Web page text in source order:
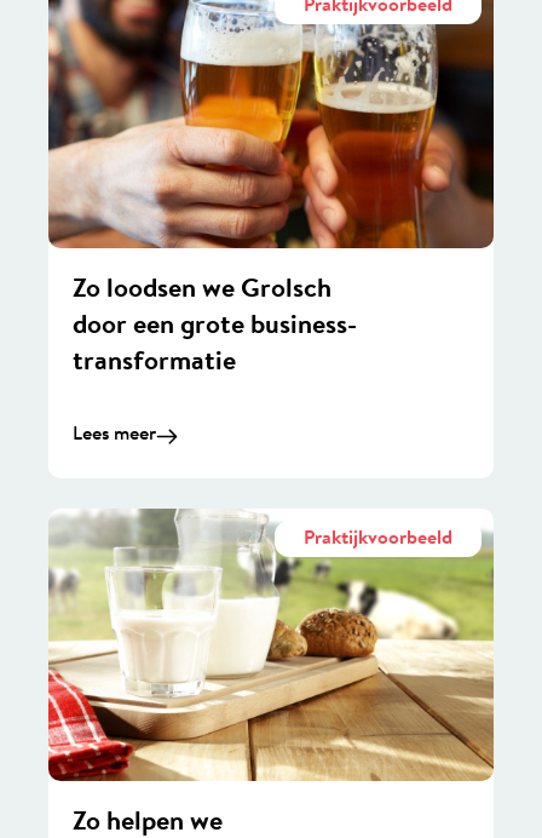
Praktijkvoorbeeld
Zo loodsen we Grolsch
door een grote business-
transformatie
Lees meer
Praktijkvoorbeeld
Zo helpen we